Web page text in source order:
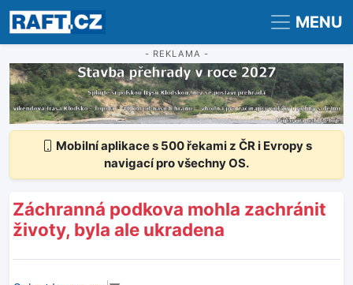
Registrace Přihlášení MENU
- REKLAMA -
Mobilní aplikace s 500 řekami z ČR i Evropy s
navigací pro všechny OS.
Záchranná podkova mohla zachránit
životy, byla ale ukradena